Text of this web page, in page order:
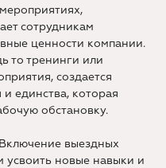
сотрудникам
ценности компании.
то тренинги или
создается
единства, которая
обстановку.
выездных
усвоить новые навыки и